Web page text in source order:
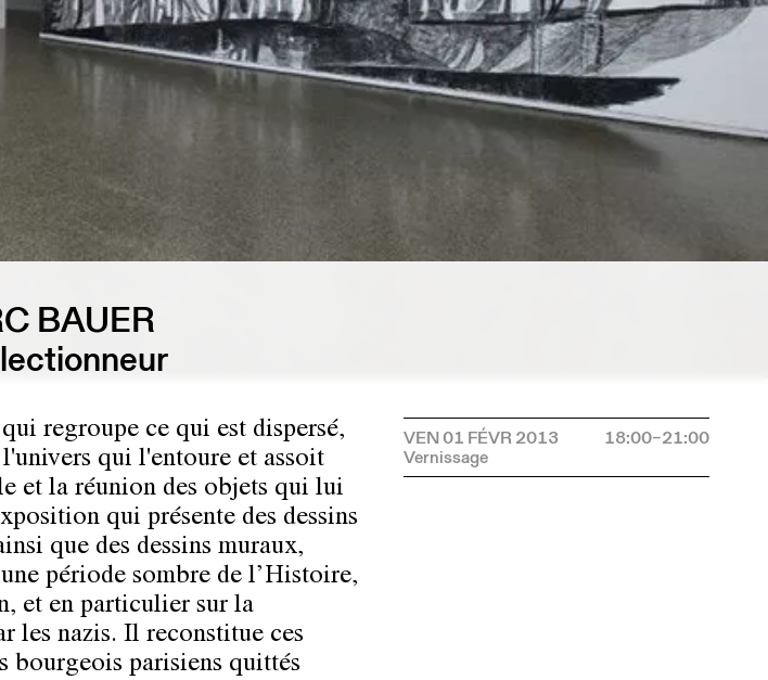
BAUER
regroupe ce qui est dispersé,
qui l'entoure et assoit
et la réunion des objets qui lui
qui présente des dessins
que des dessins muraux,
période sombre de l’Histoire,
et en particulier sur la
les nazis. Il reconstitue ces
bourgeois parisiens quittés
VEN 01 FÉVR 2013 18:00–21:00